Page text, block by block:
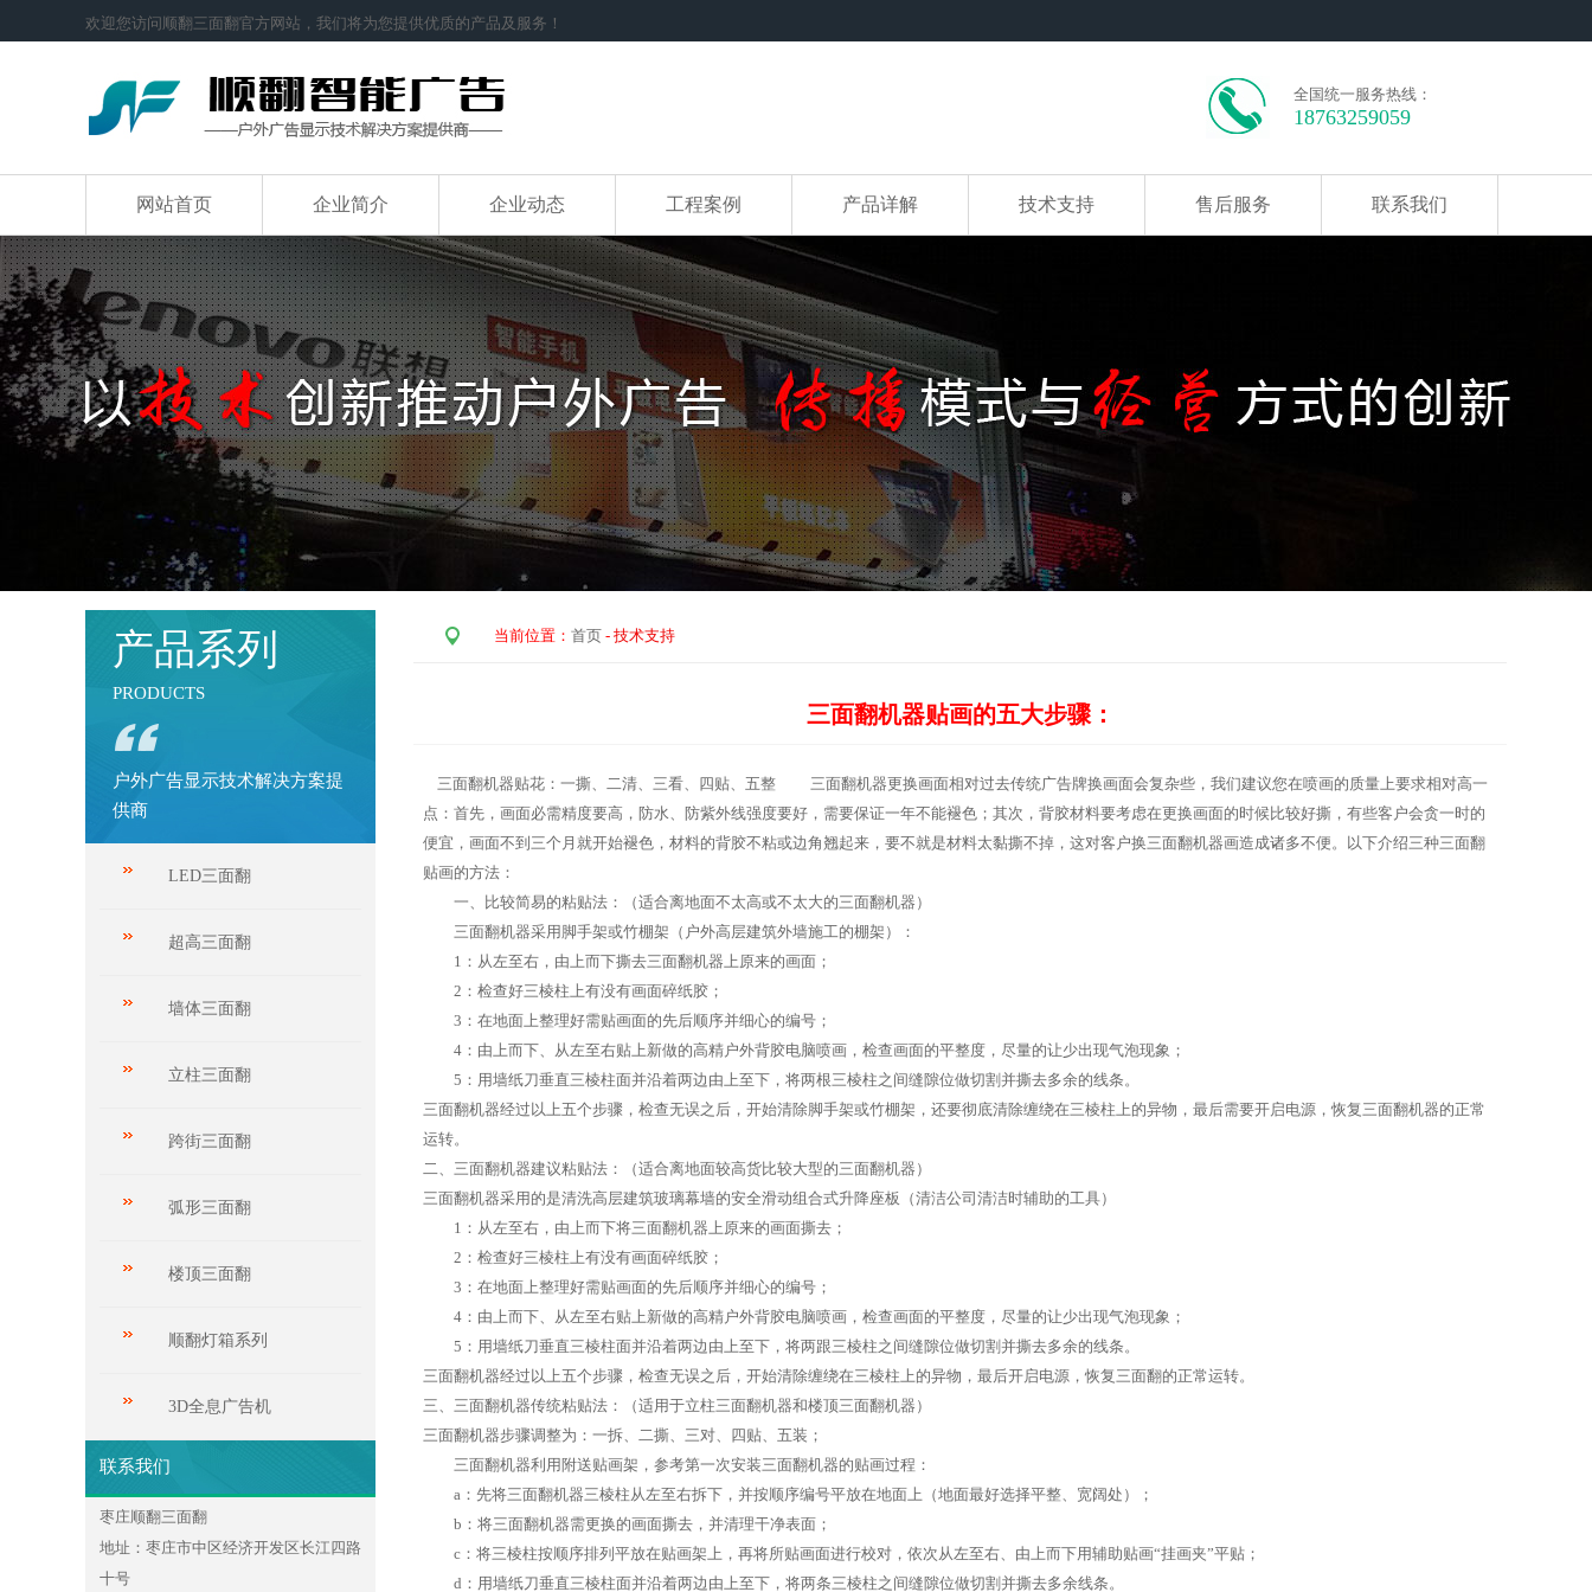
欢迎您访问顺翻三面翻官方网站，我们将为您提供优质的产品及服务！
全国统一服务热线：
18763259059
网站首页 企业简介 企业动态 工程案例 产品详解 技术支持 售后服务 联系我们
产品系列
PRODUCTS
户外广告显示技术解决方案提
供商
LED三面翻
超高三面翻
墙体三面翻
立柱三面翻
跨街三面翻
弧形三面翻
楼顶三面翻
顺翻灯箱系列
3D全息广告机
联系我们
枣庄顺翻三面翻
地址：枣庄市中区经济开发区长江四路
十号
当前位置： 首页 - 技术支持
三面翻机器贴画的五大步骤：
三面翻机器贴花：一撕、二清、三看、四贴、五整 三面翻机器更换画面相对过去传统广告牌换画面会复杂些，我们建议您在喷画的质量上要求相对高一
点：首先，画面必需精度要高，防水、防紫外线强度要好，需要保证一年不能褪色；其次，背胶材料要考虑在更换画面的时候比较好撕，有些客户会贪一时的
便宜，画面不到三个月就开始褪色，材料的背胶不粘或边角翘起来，要不就是材料太黏撕不掉，这对客户换三面翻机器画造成诸多不便。以下介绍三种三面翻
贴画的方法：
一、比较简易的粘贴法：（适合离地面不太高或不太大的三面翻机器）
三面翻机器采用脚手架或竹棚架（户外高层建筑外墙施工的棚架）：
1：从左至右，由上而下撕去三面翻机器上原来的画面；
2：检查好三棱柱上有没有画面碎纸胶；
3：在地面上整理好需贴画面的先后顺序并细心的编号；
4：由上而下、从左至右贴上新做的高精户外背胶电脑喷画，检查画面的平整度，尽量的让少出现气泡现象；
5：用墙纸刀垂直三棱柱面并沿着两边由上至下，将两根三棱柱之间缝隙位做切割并撕去多余的线条。
三面翻机器经过以上五个步骤，检查无误之后，开始清除脚手架或竹棚架，还要彻底清除缠绕在三棱柱上的异物，最后需要开启电源，恢复三面翻机器的正常
运转。
二、三面翻机器建议粘贴法：（适合离地面较高货比较大型的三面翻机器）
三面翻机器采用的是清洗高层建筑玻璃幕墙的安全滑动组合式升降座板（清洁公司清洁时辅助的工具）
1：从左至右，由上而下将三面翻机器上原来的画面撕去；
2：检查好三棱柱上有没有画面碎纸胶；
3：在地面上整理好需贴画面的先后顺序并细心的编号；
4：由上而下、从左至右贴上新做的高精户外背胶电脑喷画，检查画面的平整度，尽量的让少出现气泡现象；
5：用墙纸刀垂直三棱柱面并沿着两边由上至下，将两跟三棱柱之间缝隙位做切割并撕去多余的线条。
三面翻机器经过以上五个步骤，检查无误之后，开始清除缠绕在三棱柱上的异物，最后开启电源，恢复三面翻的正常运转。
三、三面翻机器传统粘贴法：（适用于立柱三面翻机器和楼顶三面翻机器）
三面翻机器步骤调整为：一拆、二撕、三对、四贴、五装；
三面翻机器利用附送贴画架，参考第一次安装三面翻机器的贴画过程：
a：先将三面翻机器三棱柱从左至右拆下，并按顺序编号平放在地面上（地面最好选择平整、宽阔处）；
b：将三面翻机器需更换的画面撕去，并清理干净表面；
c：将三棱柱按顺序排列平放在贴画架上，再将所贴画面进行校对，依次从左至右、由上而下用辅助贴画“挂画夹”平贴；
d：用墙纸刀垂直三棱柱面并沿着两边由上至下，将两条三棱柱之间缝隙位做切割并撕去多余线条。